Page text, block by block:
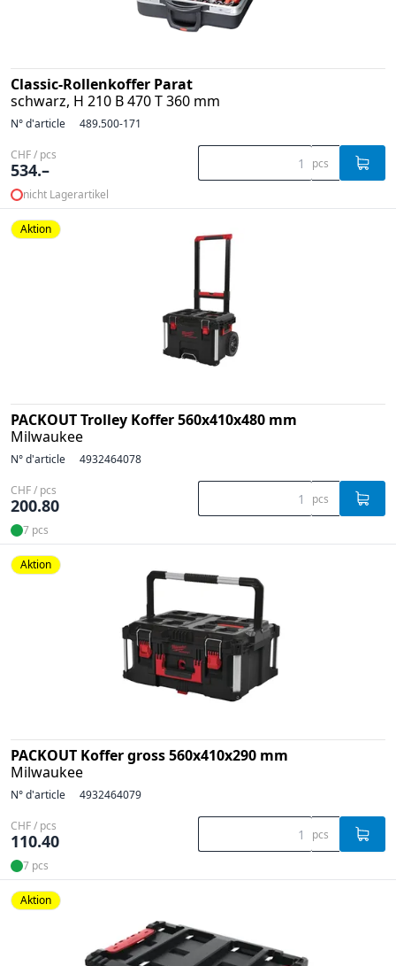
Classic-Rollenkoffer Parat
schwarz, H 210 B 470 T 360 mm
N° d'article 489.500-171
CHF / pcs
534.– pcs
nicht Lagerartikel
Aktion
PACKOUT Trolley Koffer 560x410x480 mm
Milwaukee
N° d'article 4932464078
CHF / pcs
200.80 pcs
7 pcs
Aktion
PACKOUT Koffer gross 560x410x290 mm
Milwaukee
N° d'article 4932464079
CHF / pcs
110.40 pcs
7 pcs
Aktion